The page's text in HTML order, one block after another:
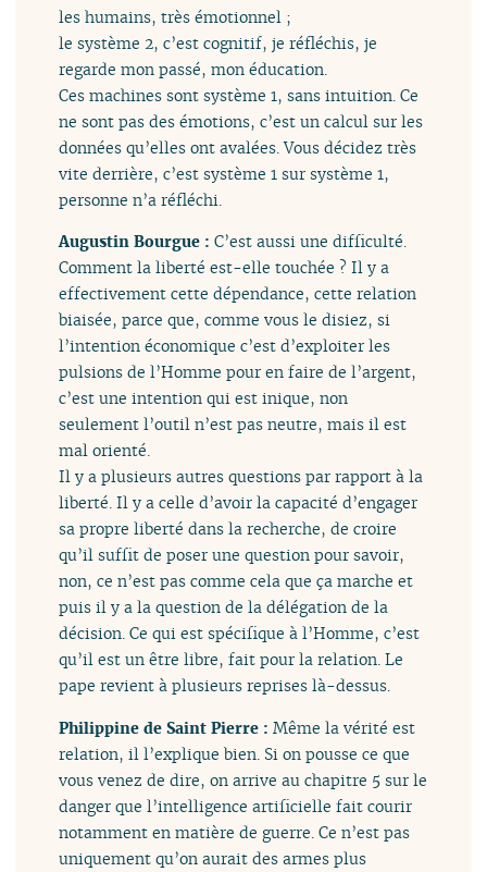
les humains, très émotionnel ;
le système 2, c’est cognitif, je réfléchis, je
regarde mon passé, mon éducation.
Ces machines sont système 1, sans intuition. Ce
ne sont pas des émotions, c’est un calcul sur les
données qu’elles ont avalées. Vous décidez très
vite derrière, c’est système 1 sur système 1,
personne n’a réfléchi.
Augustin Bourgue :C’est aussi une difficulté.
Comment la liberté est-elle touchée ? Il y a
effectivement cette dépendance, cette relation
biaisée, parce que, comme vous le disiez, si
l’intention économique c’est d’exploiter les
pulsions de l’Homme pour en faire de l’argent,
c’est une intention qui est inique, non
seulement l’outil n’est pas neutre, mais il est
mal orienté.
Il y a plusieurs autres questions par rapport à la
liberté. Il y a celle d’avoir la capacité d’engager
sa propre liberté dans la recherche, de croire
qu’il suffit de poser une question pour savoir,
non, ce n’est pas comme cela que ça marche et
puis il y a la question de la délégation de la
décision. Ce qui est spécifique à l’Homme, c’est
qu’il est un être libre, fait pour la relation. Le
pape revient à plusieurs reprises là-dessus.
Philippine de Saint Pierre :Même la vérité est
relation, il l’explique bien. Si on pousse ce que
vous venez de dire, on arrive au chapitre 5 sur le
danger que l’intelligence artificielle fait courir
notamment en matière de guerre. Ce n’est pas
uniquement qu’on aurait des armes plus